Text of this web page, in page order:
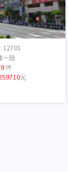
12781
一段
坪
元